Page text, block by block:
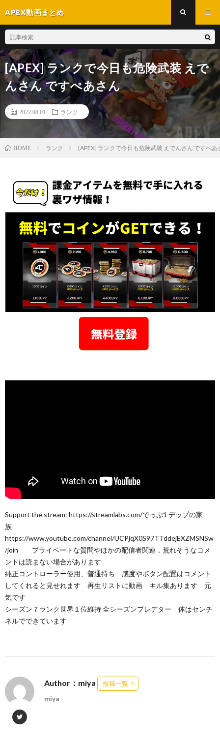
APEX動画まとめ
[APEX] ランクで今日も危険武装 えで
んさん ですぺあさん
2022.08.01 ランク
HOME ランク [APEX] ランクで今日も危険武装 えでんさん ですぺあ
Support the stream: https://streamlabs.com/でっぷ1 デップの家
族
https://www.youtube.com/channel/UCPjqX0S97TTddejEXZMSNSw
/join プライベートな質問やほかの配信者関連．荒れそうなコメ
ントは読まない場合があります
純正コントローラー使用、普通持ち 感度やボタン配置はコメント
してくれると見せれます 再生リストに動画 キル集あります 元
気です
シーズン７ランク世界１位維持 全シーズンプレデター 体はセンチ
ネルでできています
Author：miya 投稿一覧
miya